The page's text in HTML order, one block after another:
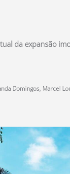
da expansão
Domingos, Marcel